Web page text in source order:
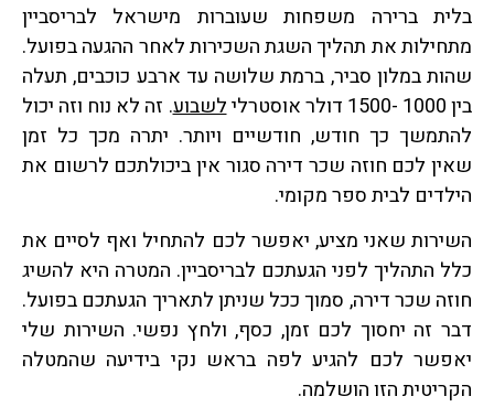
בלית ברירה משפחות שעוברות מישראל לבריסביין
מתחילות את תהליך השגת השכירות לאחר ההגעה בפועל.
שהות במלון סביר, ברמת שלושה עד ארבע כוכבים, תעלה
בין 1000 -1500 דולר אוסטרלי
לשבוע. זה לא נוח וזה יכול
להתמשך כך חודש, חודשיים ויותר. יתרה מכך כל זמן
שאין לכם חוזה שכר דירה סגור אין ביכולתכם לרשום את
הילדים לבית ספר מקומי.
השירות שאני מציע, יאפשר לכם להתחיל ואף לסיים את
כלל התהליך לפני הגעתכם לבריסביין. המטרה היא להשיג
חוזה שכר דירה, סמוך ככל שניתן לתאריך הגעתכם בפועל.
דבר זה יחסוך לכם זמן, כסף, ולחץ נפשי. השירות שלי
יאפשר לכם להגיע לפה בראש נקי בידיעה שהמטלה
הקריטית הזו הושלמה.